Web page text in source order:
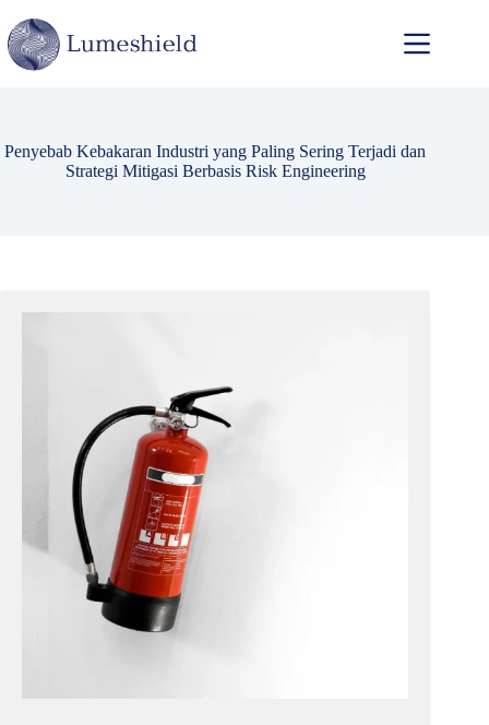
Penyebab Kebakaran Industri yang Paling Sering Terjadi dan
Strategi Mitigasi Berbasis Risk Engineering